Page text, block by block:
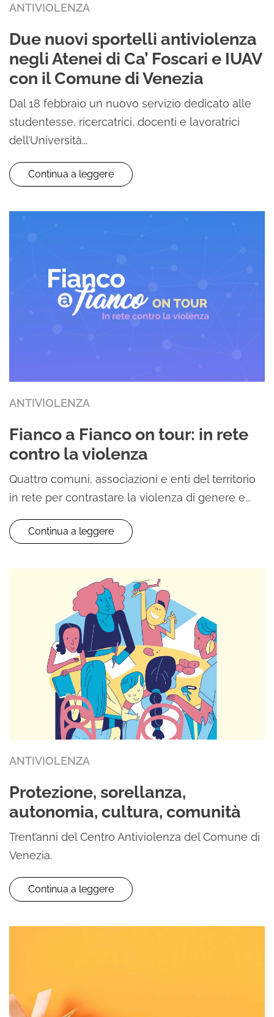
ANTIVIOLENZA
Due nuovi sportelli antiviolenza
negli Atenei di Ca’ Foscari e IUAV
con il Comune di Venezia
Dal 18 febbraio un nuovo servizio dedicato alle
studentesse, ricercatrici, docenti e lavoratrici
dell’Università...
Continua a leggere
ANTIVIOLENZA
Fianco a Fianco on tour: in rete
contro la violenza
Quattro comuni, associazioni e enti del territorio
in rete per contrastare la violenza di genere e...
Continua a leggere
ANTIVIOLENZA
Protezione, sorellanza,
autonomia, cultura, comunità
Trent’anni del Centro Antiviolenza del Comune di
Venezia.
Continua a leggere